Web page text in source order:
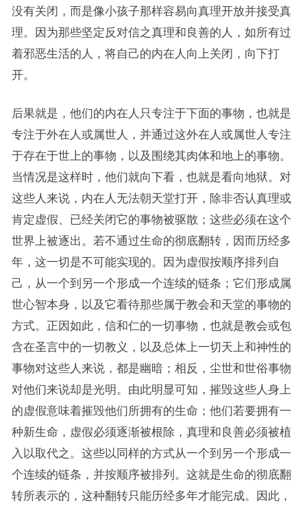
没有关闭，而是像小孩子那样容易向真理开放并接受真
理。因为那些坚定反对信之真理和良善的人，如所有过
着邪恶生活的人，将自己的内在人向上关闭，向下打
开。
后果就是，他们的内在人只专注于下面的事物，也就是
专注于外在人或属世人，并通过这外在人或属世人专注
于存在于世上的事物，以及围绕其肉体和地上的事物。
当情况是这样时，他们就向下看，也就是看向地狱。对
这些人来说，内在人无法朝天堂打开，除非否认真理或
肯定虚假、已经关闭它的事物被驱散；这些必须在这个
世界上被逐出。若不通过生命的彻底翻转，因而历经多
年，这一切是不可能实现的。因为虚假按顺序排列自
己，从一个到另一个形成一个连续的链条；它们形成属
世心智本身，以及它看待那些属于教会和天堂的事物的
方式。正因如此，信和仁的一切事物，也就是教会或包
含在圣言中的一切教义，以及总体上一切天上和神性的
事物对这些人来说，都是幽暗；相反，尘世和世俗事物
对他们来说却是光明。由此明显可知，摧毁这些人身上
的虚假意味着摧毁他们所拥有的生命；他们若要拥有一
种新生命，虚假必须逐渐被根除，真理和良善必须被植
入以取代之。这些以同样的方式从一个到另一个形成一
个连续的链条，并按顺序被排列。这就是生命的彻底翻
转所表示的，这种翻转只能历经多年才能完成。因此，